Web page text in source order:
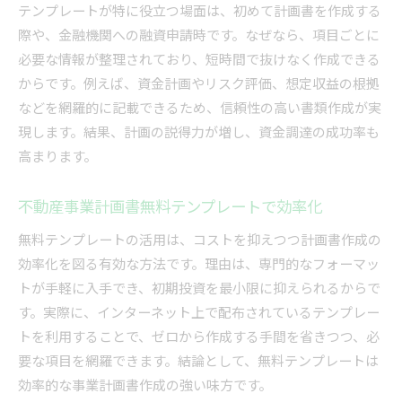
テンプレートが特に役立つ場面は、初めて計画書を作成する
際や、金融機関への融資申請時です。なぜなら、項目ごとに
必要な情報が整理されており、短時間で抜けなく作成できる
からです。例えば、資金計画やリスク評価、想定収益の根拠
などを網羅的に記載できるため、信頼性の高い書類作成が実
現します。結果、計画の説得力が増し、資金調達の成功率も
高まります。
不動産事業計画書無料テンプレートで効率化
無料テンプレートの活用は、コストを抑えつつ計画書作成の
効率化を図る有効な方法です。理由は、専門的なフォーマッ
トが手軽に入手でき、初期投資を最小限に抑えられるからで
す。実際に、インターネット上で配布されているテンプレー
トを利用することで、ゼロから作成する手間を省きつつ、必
要な項目を網羅できます。結論として、無料テンプレートは
効率的な事業計画書作成の強い味方です。